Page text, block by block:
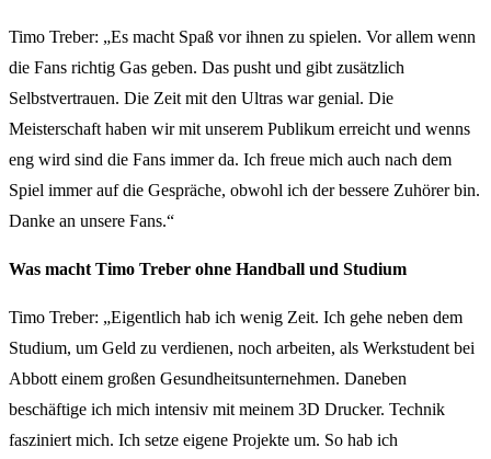
Timo Treber: „Es macht Spaß vor ihnen zu spielen. Vor allem wenn
die Fans richtig Gas geben. Das pusht und gibt zusätzlich
Selbstvertrauen. Die Zeit mit den Ultras war genial. Die
Meisterschaft haben wir mit unserem Publikum erreicht und wenns
eng wird sind die Fans immer da. Ich freue mich auch nach dem
Spiel immer auf die Gespräche, obwohl ich der bessere Zuhörer bin.
Danke an unsere Fans.“
Was macht Timo Treber ohne Handball und Studium
Timo Treber: „Eigentlich hab ich wenig Zeit. Ich gehe neben dem
Studium, um Geld zu verdienen, noch arbeiten, als Werkstudent bei
Abbott einem großen Gesundheitsunternehmen. Daneben
beschäftige ich mich intensiv mit meinem 3D Drucker. Technik
fasziniert mich. Ich setze eigene Projekte um. So hab ich